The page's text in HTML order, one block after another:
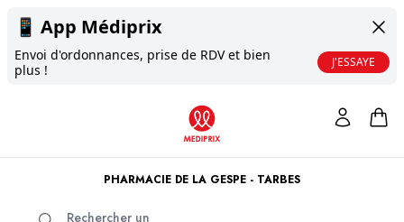
📱 App Médiprix
Envoi d'ordonnances, prise de RDV et bien
plus !
J'ESSAYE
PHARMACIE DE LA GESPE - TARBES